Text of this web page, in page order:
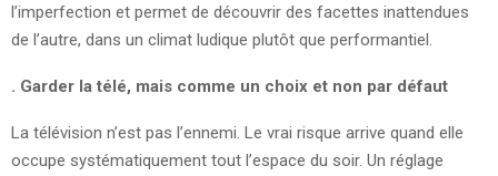
l’imperfection et permet de découvrir des facettes inattendues
de l’autre, dans un climat ludique plutôt que performantiel.
. Garder la télé, mais comme un choix et non par défaut
La télévision n’est pas l’ennemi. Le vrai risque arrive quand elle
occupe systématiquement tout l’espace du soir. Un réglage